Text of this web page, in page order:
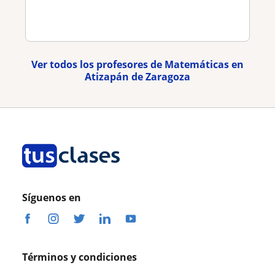
Ver todos los profesores de Matemáticas en
Atizapán de Zaragoza
Síguenos en
Términos y condiciones